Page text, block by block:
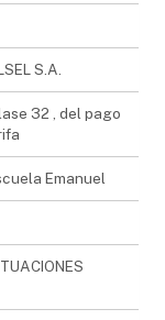
S.A.
32 , del pago
Emanuel